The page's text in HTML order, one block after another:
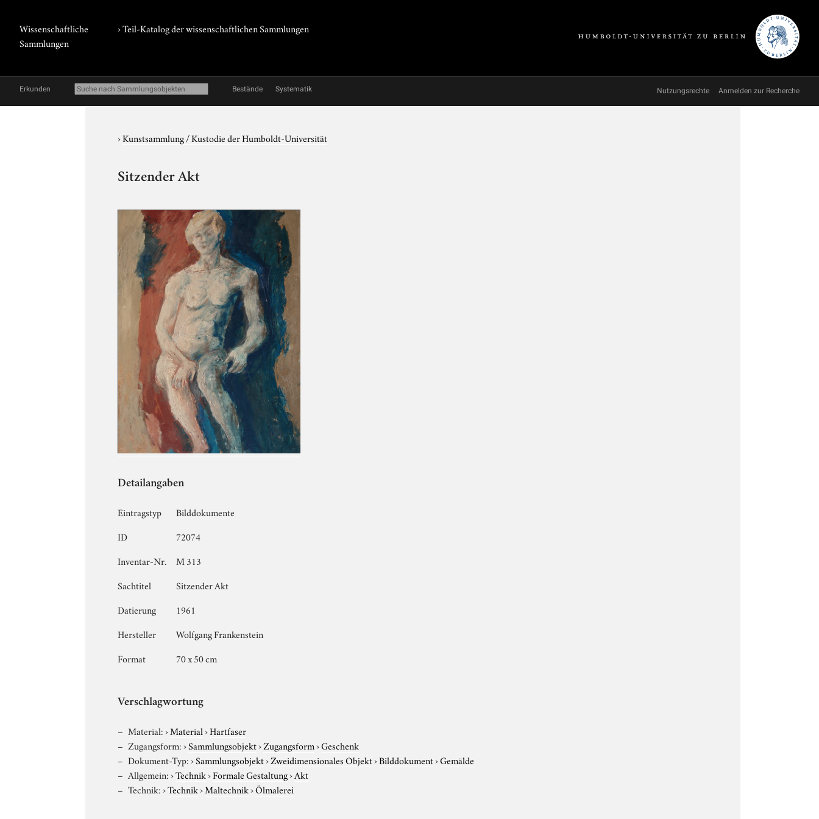
Wissenschaftliche
Sammlungen
› Teil-Katalog der wissenschaftlichen Sammlungen
Erkunden Bestände Systematik Nutzungsrechte Anmelden zur Recherche
›Kunstsammlung / Kustodie der Humboldt-Universität
Sitzender Akt
Detailangaben
Eintragstyp
Bilddokumente
ID
72074
Inventar-Nr.
M 313
Sachtitel
Sitzender Akt
Datierung
1961
Hersteller
Wolfgang Frankenstein
Format
70 x 50 cm
Verschlagwortung
Material:›Material›Hartfaser
Zugangsform:›Sammlungsobjekt›Zugangsform›Geschenk
Dokument-Typ:›Sammlungsobjekt›Zweidimensionales Objekt›Bilddokument›Gemälde
Allgemein:›Technik›Formale Gestaltung›Akt
Technik:›Technik›Maltechnik›Ölmalerei